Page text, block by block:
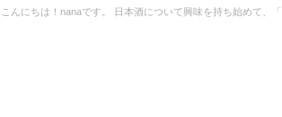
こんにちは！nanaです。 日本酒について興味